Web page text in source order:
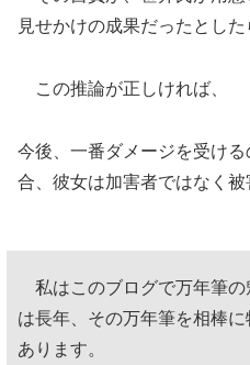
見せかけの成果だったとし
この推論が正しければ、
今後、一番ダメージを受け
合、彼女は加害者ではなく被
私はこのブログで万年筆の
は長年、その万年筆を相棒
あります。